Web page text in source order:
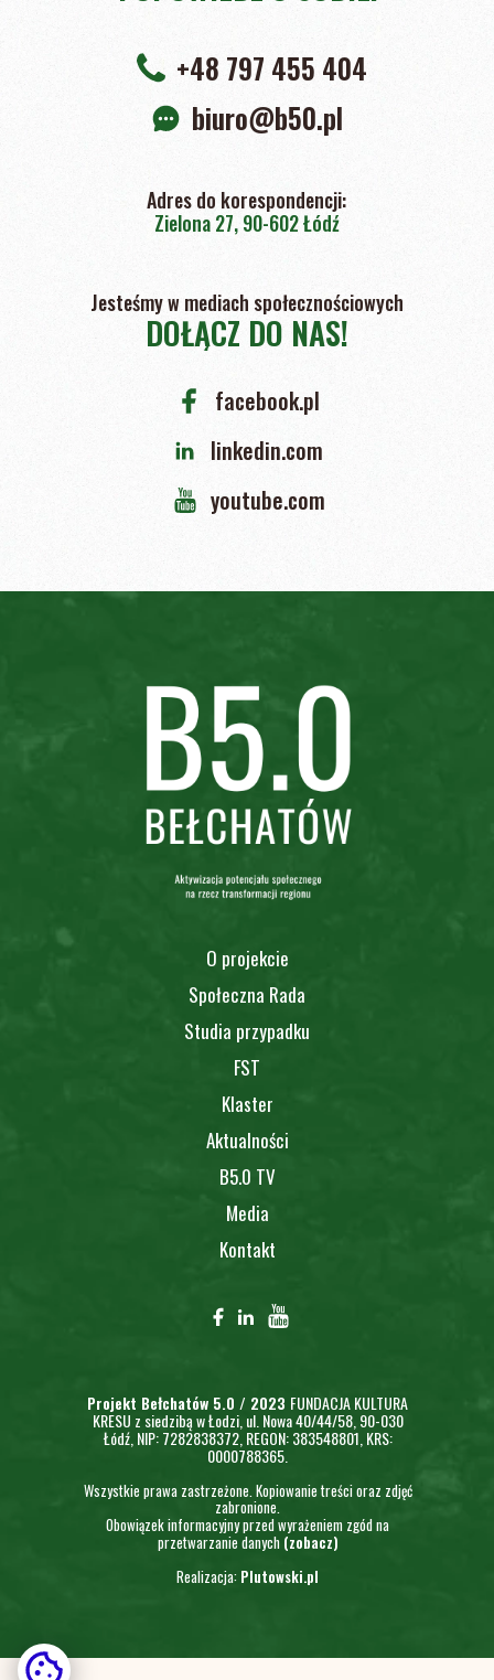
Jesteśmy w mediach społecznościowych
DOŁĄCZ DO NAS!
Adres do korespondencji:
Zielona 27, 90-602 Łódź
youtube.com
linkedin.com
facebook.pl
biuro@b50.pl
+48 797 455 404
O projekcie
Społeczna Rada
Studia przypadku
FST
Klaster
Aktualności
B5.0 TV
Media
Kontakt
Projekt Bełchatów 5.0 / 2023 FUNDACJA KULTURA
KRESU z siedzibą w Łodzi, ul. Nowa 40/44/58, 90-030
Łódź, NIP: 7282838372, REGON: 383548801, KRS:
0000788365.
Wszystkie prawa zastrzeżone. Kopiowanie treści oraz zdjęć
zabronione.
Obowiązek informacyjny przed wyrażeniem zgód na
przetwarzanie danych (zobacz)
Realizacja: Plutowski.pl